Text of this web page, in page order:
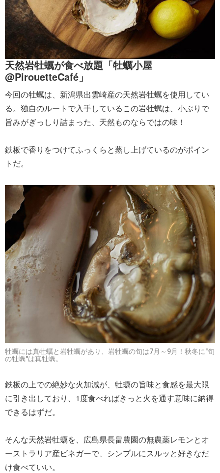
天然岩牡蠣が食べ放題「牡蠣小屋
@PirouetteCafé」
今回の牡蠣は、新潟県出雲崎産の天然岩牡蠣を使用してい
る。独自のルートで入手しているこの岩牡蠣は、小ぶりで
旨みがぎっしり詰まった、天然ものならではの味！
鉄板で香りをつけてふっくらと蒸し上げているのがポイン
トだ。
牡蠣には真牡蠣と岩牡蠣があり、岩牡蠣の旬は7月～9月！秋冬に"旬
の牡蠣"は真牡蠣。
鉄板の上での絶妙な火加減が、牡蠣の旨味と食感を最大限
に引き出しており、1度食べればきっと火を通す意味に納得
できるはずだ。
そんな天然岩牡蠣を、広島県長畠農園の無農薬レモンとオ
ーストラリア産ビネガーで、シンプルにスルッと好きなだ
け食べていい。